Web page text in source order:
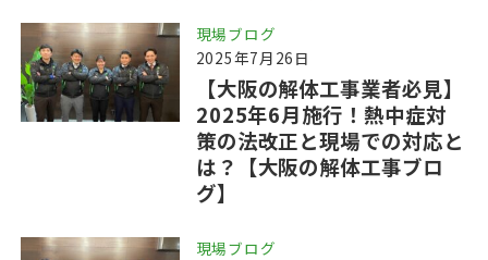
現場ブログ
2025年7月26日
【大阪の解体工事業者必見】
2025年6月施行！熱中症対
策の法改正と現場での対応と
は？【大阪の解体工事ブロ
グ】
現場ブログ